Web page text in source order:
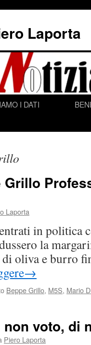
Laporta
I DATI
Grillo
Laporta
in politica
la
oliva e burro
→
Beppe Grillo, M5S, Mario
voto, di
Piero Laporta